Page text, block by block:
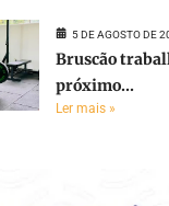
5 DE AGOSTO DE
Bruscão
próximo...
Ler mais »